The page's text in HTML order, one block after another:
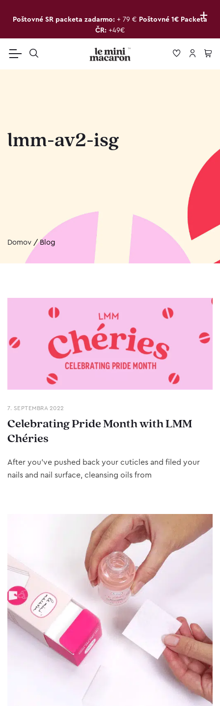
+
Poštovné SR packeta zadarmo: + 79 € Poštovné 1€ Packeta
ČR: +49€
lmm-av2-isg
Domov /Blog
7. SEPTEMBRA 2022
Celebrating Pride Month with LMM
Chéries
After you’ve pushed back your cuticles and filed your
nails and nail surface, cleansing oils from